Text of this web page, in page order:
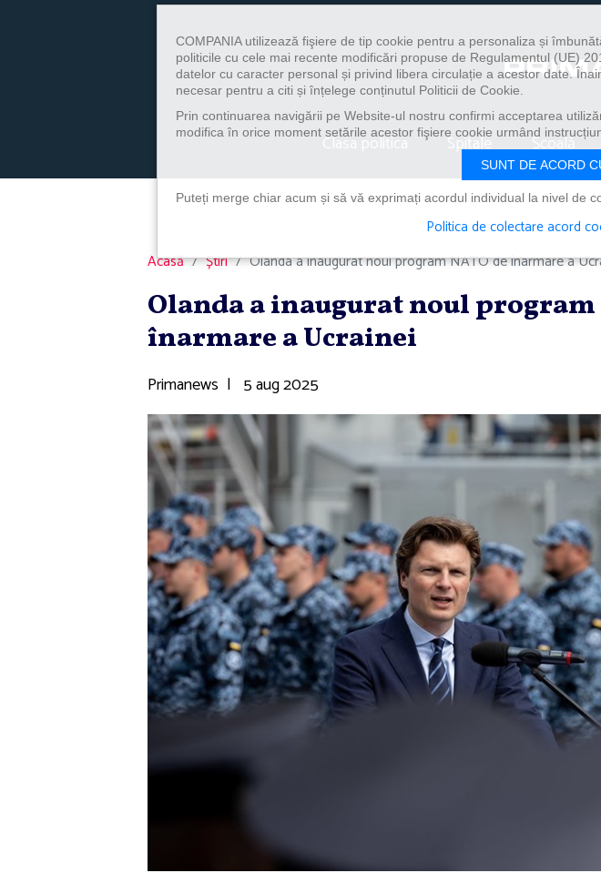
Clasa politica Spitale Școală
Acasă Știri Olanda a inaugurat noul program NATO de înarmare a
Olanda a inaugurat noul program
înarmare a Ucrainei
Primanews | 5 aug 2025
COMPANIA utilizează fişiere de tip cookie pentru a personaliza și
politicile cu cele mai recente modificări propuse de Regulamentul (UE)
datelor cu caracter personal și privind libera circulație a acestor date.
necesar pentru a citi și înțelege conținutul Politicii de Cookie.
Prin continuarea navigării pe Website-ul nostru confirmi acceptarea
modifica în orice moment setările acestor fişiere cookie urmând
SUNT DE ACORD
Puteți merge chiar acum și să vă exprimați acordul individual la nivel de
Politica de colectare acord